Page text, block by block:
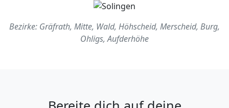
Bezirke: Gräfrath, Mitte, Wald, Höhscheid, Merscheid, Burg,
Ohligs, Aufderhöhe